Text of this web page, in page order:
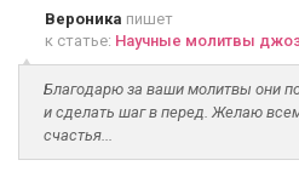
Вероника пишет
к статье: Научные молитвы
Благодарю за ваши молитвы они
и сделать шаг в перед. Желаю
счастья...